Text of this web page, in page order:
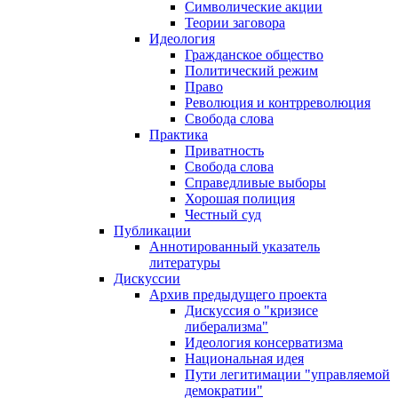
Символические акции
Теории заговора
Идеология
Гражданское общество
Политический режим
Право
Революция и контрреволюция
Свобода слова
Практика
Приватность
Свобода слова
Справедливые выборы
Хорошая полиция
Честный суд
Публикации
Аннотированный указатель
литературы
Дискуссии
Архив предыдущего проекта
Дискуссия о "кризисе
либерализма"
Идеология консерватизма
Национальная идея
Пути легитимации "управляемой
демократии"